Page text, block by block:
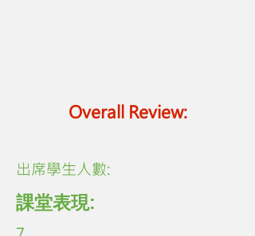
Overall Review:
​出席學生人數:
課堂表現: